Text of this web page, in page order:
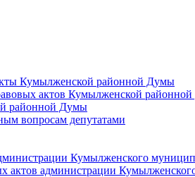
Кумылженской районной Думы
актов Кумылженской
районной Думы
вопросам депутатами
Кумылженского
актов администрации